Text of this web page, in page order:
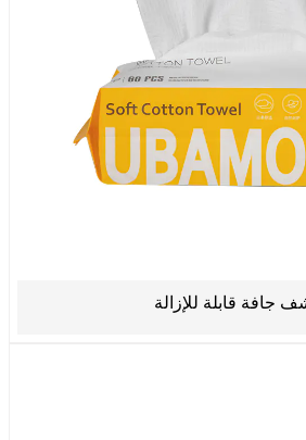
جافة قابلة للإزالة